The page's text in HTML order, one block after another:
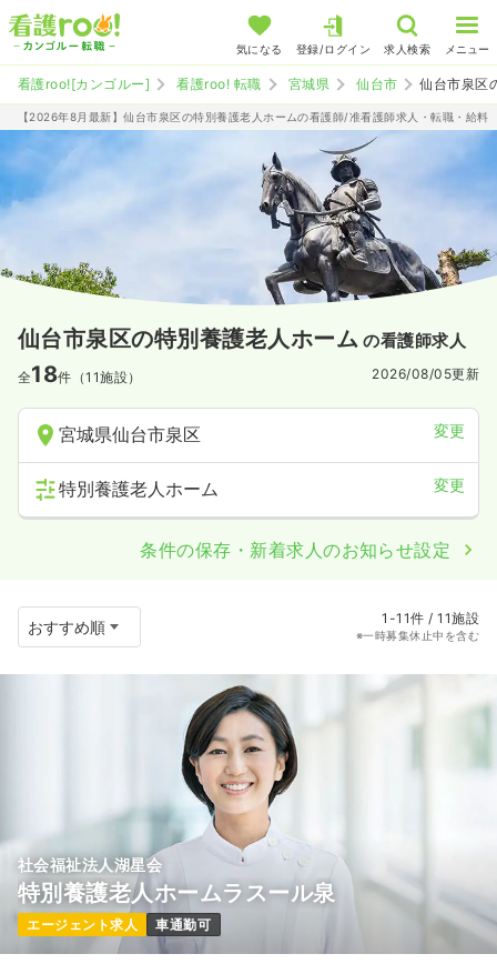
気になる 登録/ログイン 求人検索 メニュー
看護roo![カンゴルー] 看護roo! 転職 宮城県 仙台市 仙台市泉区
【2026年8月最新】仙台市泉区の特別養護老人ホームの看護師/准看護師求人・転職・給料
仙台市泉区の特別養護老人ホーム の看護師求人
全18件（11施設） 2026/08/05更新
宮城県仙台市泉区 変更
特別養護老人ホーム 変更
条件の保存・新着求人のお知らせ設定
1-11件 / 11施設
※一時募集休止中を含む
社会福祉法人湖星会
特別養護老人ホームラスール泉
エージェント求人 車通勤可